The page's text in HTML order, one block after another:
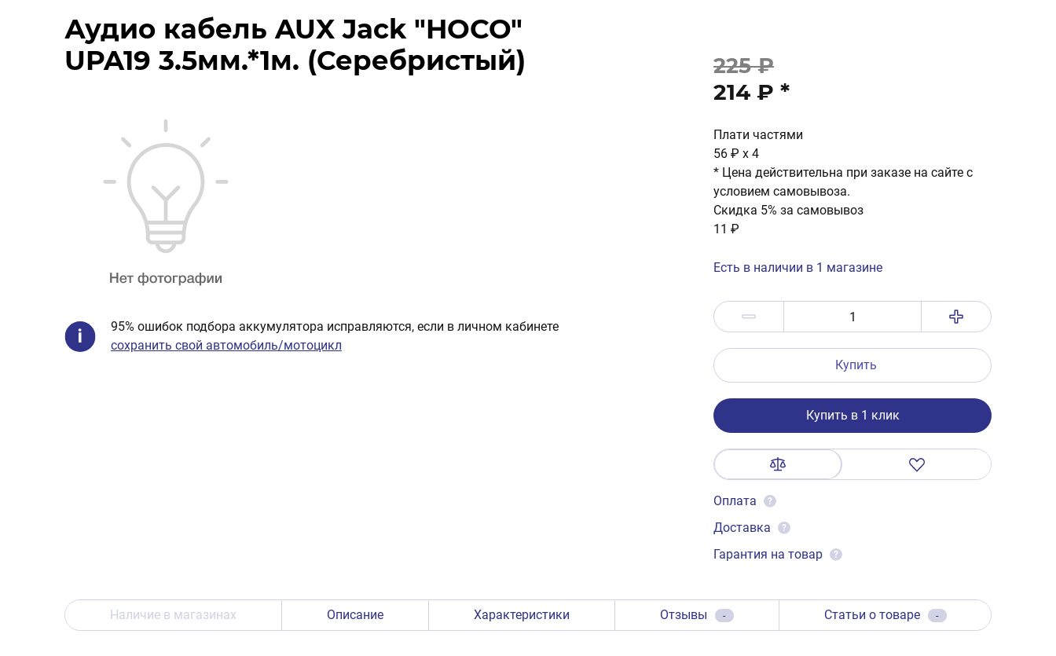
Аудио кабель AUX Jack "HOCO"
UPA19 3.5мм.*1м. (Серебристый)
95% ошибок подбора аккумулятора исправляются, если в личном кабинете
сохранить свой автомобиль/мотоцикл
225 ₽
214 ₽ *
Плати частями
56 ₽ x 4
* Цена действительна при заказе на сайте с
условием самовывоза.
Скидка 5% за самовывоз
11 ₽
Есть в наличии в 1 магазине
Купить
Купить в 1 клик
Оплата ?
Доставка ?
Гарантия на товар ?
Наличие в магазинах Описание Характеристики Отзывы - Статьи о товаре -